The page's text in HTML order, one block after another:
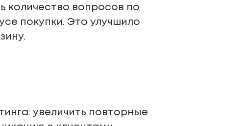
количество вопросов по
покупки. Это улучшило
увеличить повторные